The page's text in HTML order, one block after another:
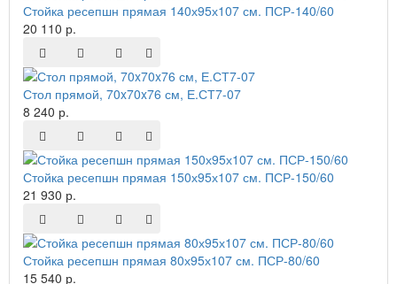
Стойка ресепшн прямая 140х95х107 см. ПСР-140/60
20 110 р.
Стол прямой, 70x70x76 см, Е.СТ7-07
8 240 р.
Стойка ресепшн прямая 150х95х107 см. ПСР-150/60
21 930 р.
Стойка ресепшн прямая 80х95х107 см. ПСР-80/60
15 540 р.